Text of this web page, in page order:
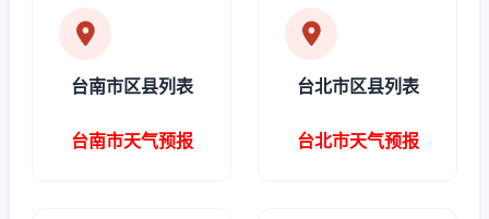
台南市区县列表
台南市天气预报
台北市区县列表
台北市天气预报